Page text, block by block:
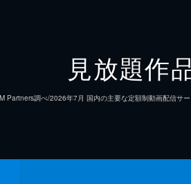
見放題作
Partners調べ/2026年7⽉ 国内の主要な定額制動画配信サ